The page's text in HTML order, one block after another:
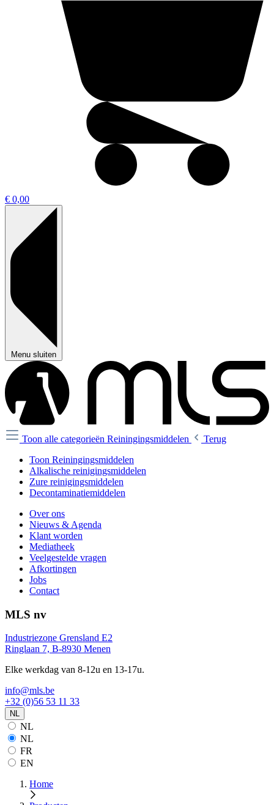
€ 0,00
Menu sluiten
Toon alle categorieën Reiningingsmiddelen
Terug
Toon Reiningingsmiddelen
Alkalische reinigingsmiddelen
Zure reinigingsmiddelen
Decontaminatiemiddelen
Over ons
Nieuws & Agenda
Klant worden
Mediatheek
Veelgestelde vragen
Afkortingen
Jobs
Contact
MLS nv
Industriezone Grensland E2
Ringlaan 7, B-8930 Menen
Elke werkdag van 8-12u en 13-17u.
info@mls.be
+32 (0)56 53 11 33
NL
NL
NL
FR
EN
Home